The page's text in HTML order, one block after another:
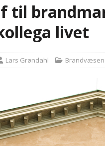
[ 4. august 2026 ]
Brandvæsenerne
4. august 2026 ] Ny treårig
POLITI
til
livet
Lars Grøndahl Brandvæsen